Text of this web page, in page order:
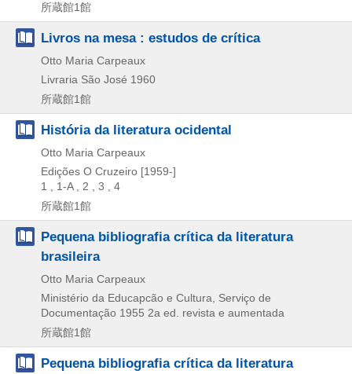
所蔵館1館
Livros na mesa : estudos de crítica
Otto Maria Carpeaux
Livraria São José 1960
所蔵館1館
História da literatura ocidental
Otto Maria Carpeaux
Edições O Cruzeiro [1959-]
1 , 1-A , 2 , 3 , 4
所蔵館1館
Pequena bibliografia crítica da literatura
brasileira
Otto Maria Carpeaux
Ministério da Educapcão e Cultura, Serviço de
Documentação 1955 2a ed. revista e aumentada
所蔵館1館
Pequena bibliografia crítica da literatura